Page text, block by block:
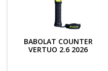
BABOLAT COUNTER
VERTUO 2.6 2026